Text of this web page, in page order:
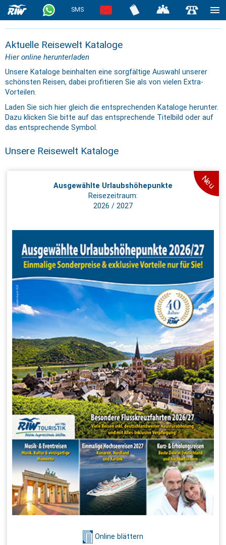
SMS
Aktuelle Reisewelt Kataloge
Hier online herunterladen
Unsere Kataloge beinhalten eine sorgfältige Auswahl unserer
schönsten Reisen, dabei profitieren Sie als von vielen Extra-
Vorteilen.
Laden Sie sich hier gleich die entsprechenden Kataloge herunter.
Dazu klicken Sie bitte auf das entsprechende Titelbild oder auf
das entsprechende Symbol.
Unsere Reisewelt Kataloge
Neu
Ausgewählte Urlaubshöhepunkte
Reisezeitraum:
2026 / 2027
Online blättern